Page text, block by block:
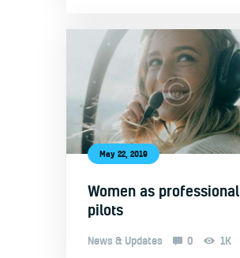
May 22, 2019
Women as professional
pilots
News & Updates 0 1K